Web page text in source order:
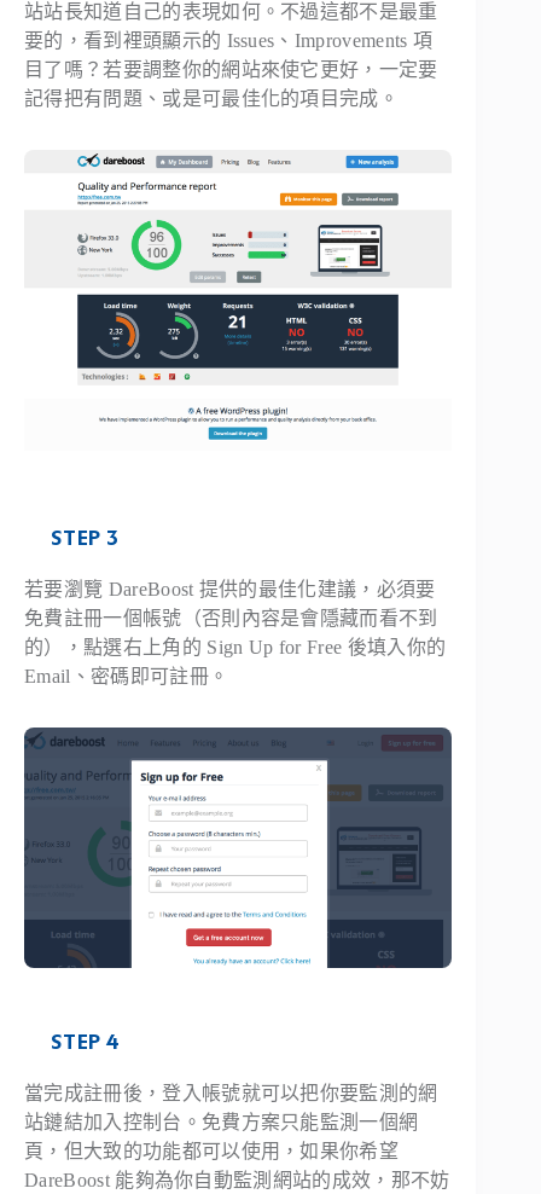
站站長知道自己的表現如何。不過這都不是最重
要的，看到裡頭顯示的 Issues、Improvements 項
目了嗎？若要調整你的網站來使它更好，一定要
記得把有問題、或是可最佳化的項目完成。
STEP 3
若要瀏覽 DareBoost 提供的最佳化建議，必須要
免費註冊一個帳號（否則內容是會隱藏而看不到
的），點選右上角的 Sign Up for Free 後填入你的
Email、密碼即可註冊。
STEP 4
當完成註冊後，登入帳號就可以把你要監測的網
站鏈結加入控制台。免費方案只能監測一個網
頁，但大致的功能都可以使用，如果你希望
DareBoost 能夠為你自動監測網站的成效，那不妨